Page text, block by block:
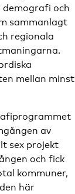
och
sammanlagt
regionala
mellan minst
av
sex projekt
och fick
kommuner,
här